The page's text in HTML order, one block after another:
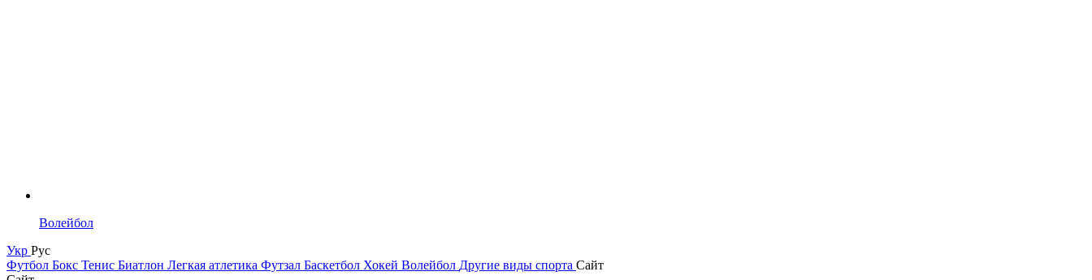
Волейбол
Укр Рус
Футбол Бокс Тенис Биатлон Легкая атлетика Футзал Баскетбол Хокей Волейбол Другие виды спорта Сайт